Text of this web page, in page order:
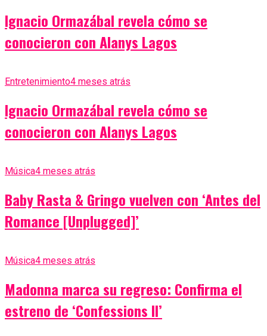
Ignacio Ormazábal revela cómo se
conocieron con Alanys Lagos
Entretenimiento4 meses atrás
Ignacio Ormazábal revela cómo se
conocieron con Alanys Lagos
Música4 meses atrás
Baby Rasta & Gringo vuelven con ‘Antes del
Romance [Unplugged]’
Música4 meses atrás
Madonna marca su regreso: Confirma el
estreno de ‘Confessions II’